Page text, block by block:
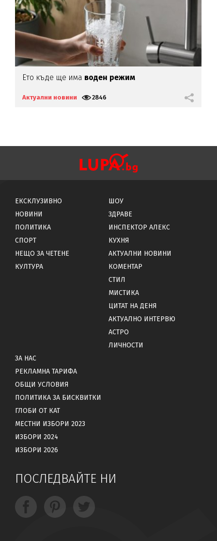
Ето къде ще има воден режим
Актуални новини 2846
ЕКСКЛУЗИВНО
НОВИНИ
ПОЛИТИКА
СПОРТ
НЕЩО ЗА ЧЕТЕНЕ
КУЛТУРА
ШОУ
ЗДРАВЕ
ИНСПЕКТОР АЛЕКС
КУХНЯ
АКТУАЛНИ НОВИНИ
КОМЕНТАР
СТИЛ
МИСТИКА
ЦИТАТ НА ДЕНЯ
АКТУАЛНО ИНТЕРВЮ
АСТРО
ЛИЧНОСТИ
ЗА НАС
РЕКЛАМНА ТАРИФА
ОБЩИ УСЛОВИЯ
ПОЛИТИКА ЗА БИСКВИТКИ
ГЛОБИ ОТ КАТ
МЕСТНИ ИЗБОРИ 2023
ИЗБОРИ 2024
ИЗБОРИ 2026
ПОСЛЕДВАЙТЕ НИ